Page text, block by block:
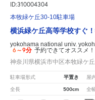
ID:310004304
本牧緑ケ丘30-10駐車場
横浜緑ケ丘高等学校すぐ
yokohama national univ.
6～9分 予約できてオススメ！
神奈川県横浜市中区本牧緑ケ
駐車場形式 平置き 屋
全長 500cm 全